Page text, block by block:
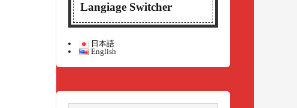
Langiage Switcher
日本語
English